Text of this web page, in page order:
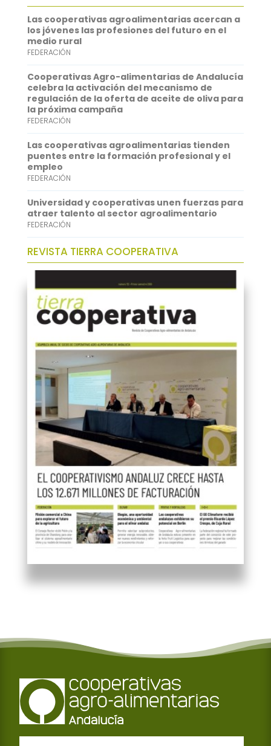
o
o
k
t
e
r
i
l
a
t
s
A
p
p
i
n
k
e
d
I
n
Las cooperativas agroalimentarias acercan a
los jóvenes las profesiones del futuro en el
medio rural
FEDERACIÓN
Cooperativas Agro-alimentarias de Andalucía
celebra la activación del mecanismo de
regulación de la oferta de aceite de oliva para
la próxima campaña
FEDERACIÓN
Las cooperativas agroalimentarias tienden
puentes entre la formación profesional y el
empleo
FEDERACIÓN
Universidad y cooperativas unen fuerzas para
atraer talento al sector agroalimentario
FEDERACIÓN
REVISTA TIERRA COOPERATIVA